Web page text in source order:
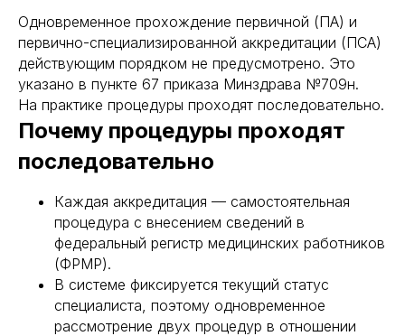
Одновременное прохождение первичной (ПА) и
первично-специализированной аккредитации (ПСА)
действующим порядком не предусмотрено. Это
указано в пункте 67 приказа Минздрава №709н.
На практике процедуры проходят последовательно.
Почему процедуры проходят
последовательно
Каждая аккредитация — самостоятельная
процедура с внесением сведений в
федеральный регистр медицинских работников
(ФРМР).
В системе фиксируется текущий статус
специалиста, поэтому одновременное
рассмотрение двух процедур в отношении